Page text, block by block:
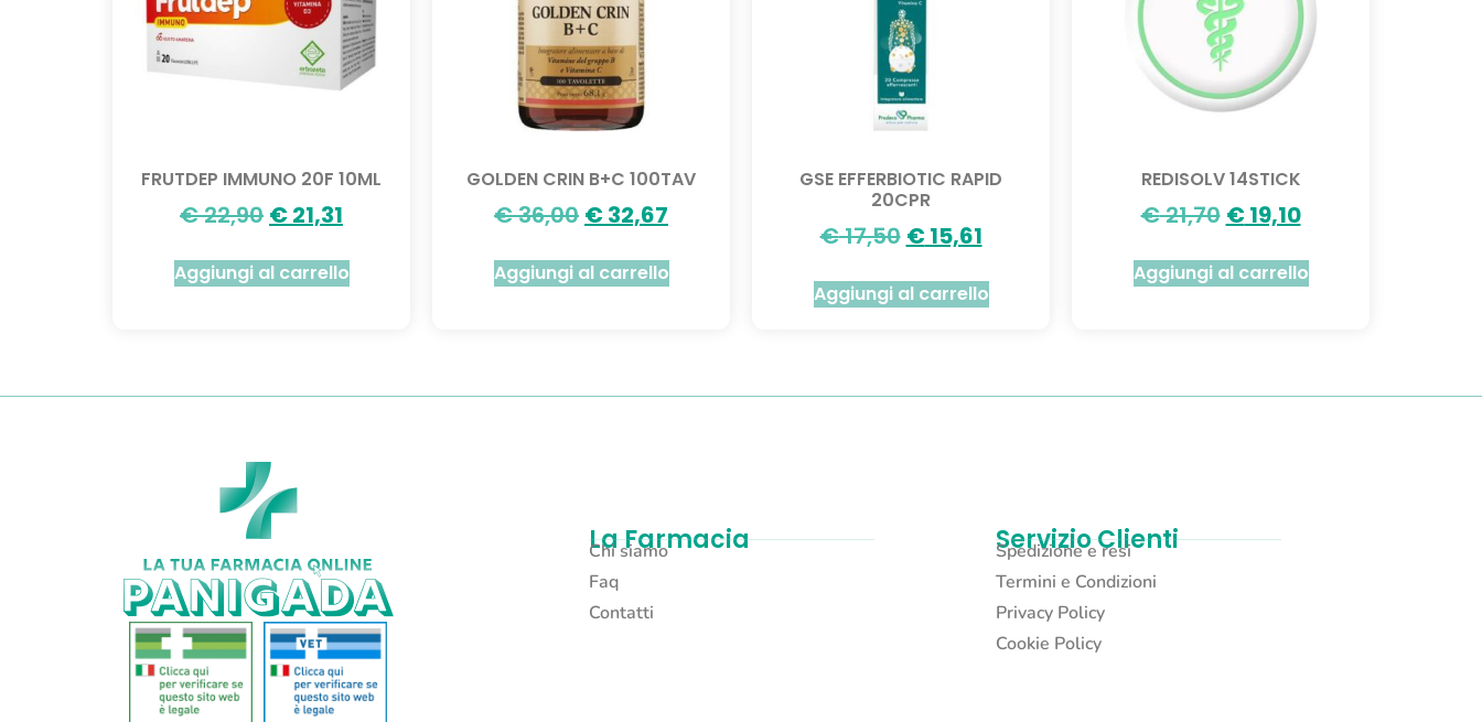
FRUTDEP IMMUNO 20F 10ML
€22,90 €21,31
Aggiungi al carrello
GOLDEN CRIN B+C 100TAV
€36,00 €32,67
Aggiungi al carrello
GSE EFFERBIOTIC RAPID
20CPR
€17,50 €15,61
Aggiungi al carrello
REDISOLV 14STICK
€21,70 €19,10
Aggiungi al carrello
La Farmacia
Chi siamo
Faq
Contatti
Servizio Clienti
Spedizione e resi
Termini e Condizioni
Privacy Policy
Cookie Policy